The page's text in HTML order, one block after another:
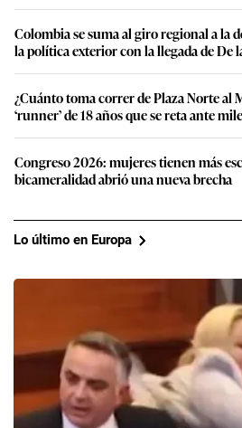
Colombia se suma al giro regional a la
la política exterior con la llegada de De
¿Cuánto toma correr de Plaza Norte al
‘runner’ de 18 años que se reta ante
Congreso 2026: mujeres tienen más
bicameralidad abrió una nueva brecha
Lo último en Europa